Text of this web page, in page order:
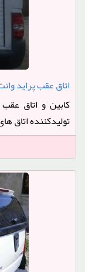
اتاق عقب پراید
کابین و اتاق
تولیدکننده اتاق